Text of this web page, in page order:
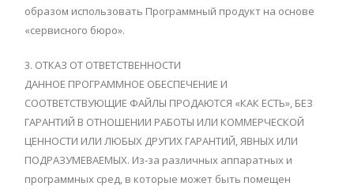
образом использовать Программный продукт на основе
«сервисного бюро».
3. ОТКАЗ ОТ ОТВЕТСТВЕННОСТИ
ДАННОЕ ПРОГРАММНОЕ ОБЕСПЕЧЕНИЕ И
СООТВЕТСТВУЮЩИЕ ФАЙЛЫ ПРОДАЮТСЯ «КАК ЕСТЬ», БЕЗ
ГАРАНТИЙ В ОТНОШЕНИИ РАБОТЫ ИЛИ КОММЕРЧЕСКОЙ
ЦЕННОСТИ ИЛИ ЛЮБЫХ ДРУГИХ ГАРАНТИЙ, ЯВНЫХ ИЛИ
ПОДРАЗУМЕВАЕМЫХ. Из-за различных аппаратных и
программных сред, в которые может быть помещен